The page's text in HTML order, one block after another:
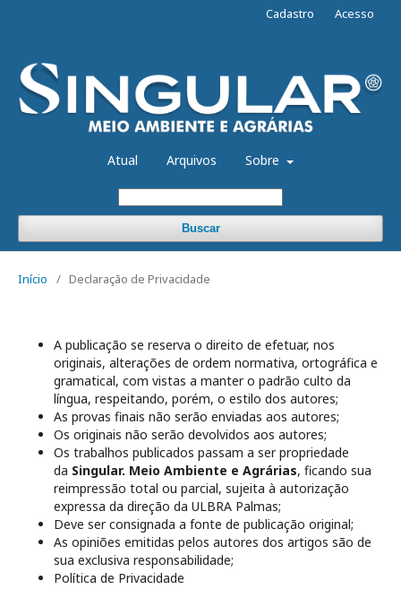
Atual Arquivos Sobre
Buscar
Cadastro Acesso
Início / Declaração de Privacidade
A publicação se reserva o direito de efetuar, nos
originais, alterações de ordem normativa, ortográfica e
gramatical, com vistas a manter o padrão culto da
língua, respeitando, porém, o estilo dos autores;
As provas finais não serão enviadas aos autores;
Os originais não serão devolvidos aos autores;
Os trabalhos publicados passam a ser propriedade
da Singular. Meio Ambiente e Agrárias, ficando sua
reimpressão total ou parcial, sujeita à autorização
expressa da direção da ULBRA Palmas;
Deve ser consignada a fonte de publicação original;
As opiniões emitidas pelos autores dos artigos são de
sua exclusiva responsabilidade;
Política de Privacidade